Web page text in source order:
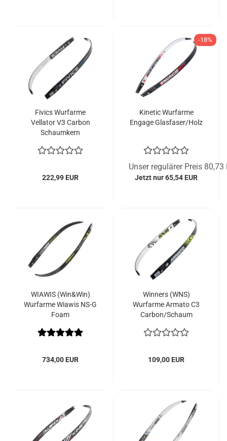
Fivics Wurfarme
Vellator V3 Carbon
Schaumkern
222,99 EUR
-18%
Kinetic Wurfarme
Engage Glasfaser/Holz
Unser regulärer Preis 80,73
Jetzt nur 65,54 EUR
WIAWIS (Win&Win)
Wurfarme Wiawis NS-G
Foam
734,00 EUR
Winners (WNS)
Wurfarme Armato C3
Carbon/Schaum
109,00 EUR